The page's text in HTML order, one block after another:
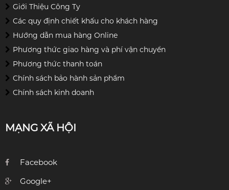
Giới Thiệu Công Ty
Các quy định chiết khấu cho khách hàng
Hướng dẫn mua hàng Online
Phương thức giao hàng và phí vận chuyển
Phương thức thanh toán
Chính sách bảo hành sản phẩm
Chính sách kinh doanh
MẠNG XÃ HỘI
Facebook
Google+